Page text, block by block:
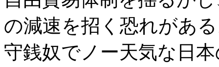
の減速を招く恐れがあ
守銭奴でノー天気な日